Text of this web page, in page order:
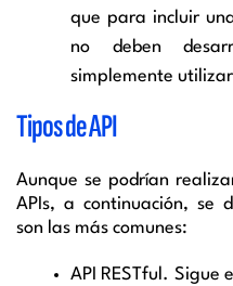
que para incluir
no deben
simplemente
Tipos de API
Aunque se podrían
APIs, a continuación, se
son las más comunes:
API RESTful. Sigue